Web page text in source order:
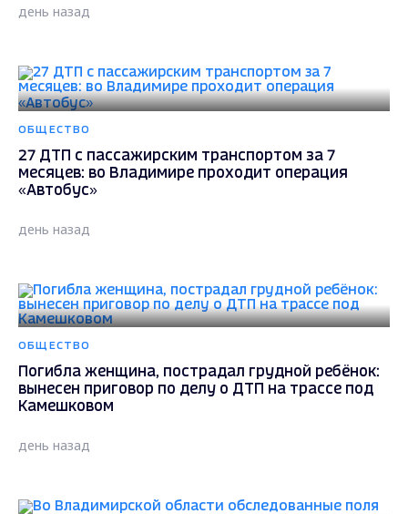
день назад
ОБЩЕСТВО
27 ДТП с пассажирским транспортом за 7
месяцев: во Владимире проходит операция
«Автобус»
день назад
ОБЩЕСТВО
Погибла женщина, пострадал грудной ребёнок:
вынесен приговор по делу о ДТП на трассе под
Камешковом
день назад